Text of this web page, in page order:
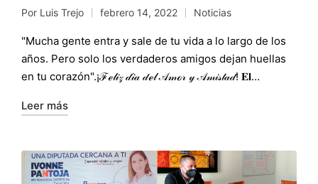
Publicado
por
Por Luis Trejo febrero 14, 2022
Publicado
en
Noticias
"Mucha gente entra y sale de tu vida a lo largo de los
años. Pero solo los verdaderos amigos dejan huellas
en tu corazón".¡ℱℯ𝓁𝒾𝓏 𝒹𝒾́𝒶 𝒹ℯ𝓁 𝒜𝓂ℴ𝓇 𝓎 𝒜𝓂𝒾𝓈𝓉𝒶𝒹! 𝐄𝐥…
Leer más